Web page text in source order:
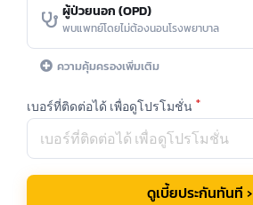
ผู้ป่วยนอก (OPD)
พบแพทย์โดยไม่ต้องนอนโรงพยาบาล
ความคุ้มครองเพิ่มเติม
ทันตกรรม
ค่ารักษาทางทันตกรรม
สายตา
ค่าแว่นตาและตรวจสายตา
เบอร์ที่ติดต่อได้ เพื่อดูโปรโมชั่น
ดูเบี้ยประกันทันที ›